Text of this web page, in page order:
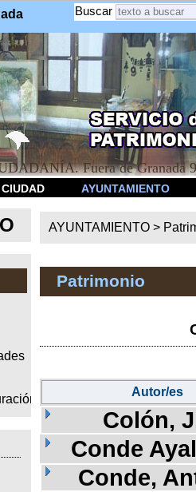
Buscar
Fuera de Granada
CIUDAD AYUNTAMIENTO
AYUNTAMIENTO >
Patrimonio
Autor/es
Colón,
Conde
Conde,